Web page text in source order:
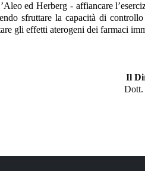
ed Herberg - affiancare
sfruttare la capacità di
gli effetti aterogeni dei farmaci
Il
Dott.